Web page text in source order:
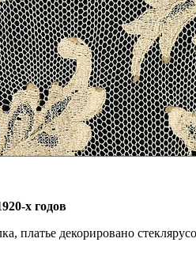
х годов
платье декорировано